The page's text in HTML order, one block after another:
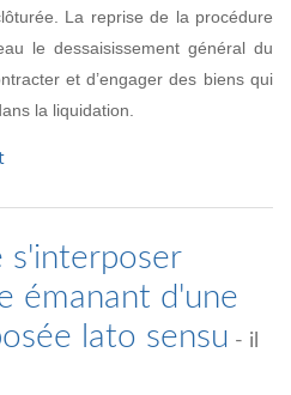
La reprise de la procédure
le dessaisissement général du
et d’engager des biens qui
la liquidation.
s'interposer
émanant d'une
lato sensu - il